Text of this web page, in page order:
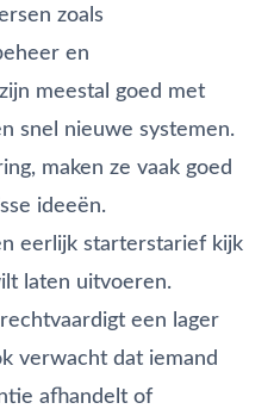
zoals
en
meestal goed met
snel nieuwe systemen.
maken ze vaak goed
ideeën.
eerlijk starterstarief kijk
laten uitvoeren.
een lager
verwacht dat iemand
afhandelt of